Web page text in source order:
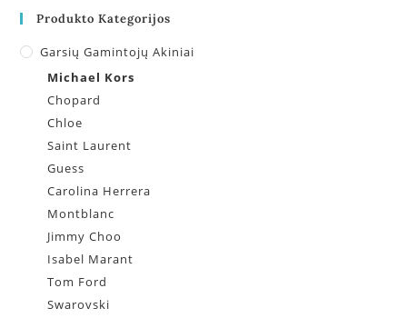
Produkto Kategorijos
Garsių Gamintojų Akiniai
Michael Kors
Chopard
Chloe
Saint Laurent
Guess
Carolina Herrera
Montblanc
Jimmy Choo
Isabel Marant
Tom Ford
Swarovski